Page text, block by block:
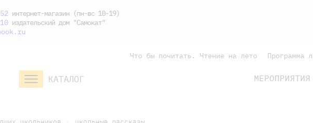
интернет-магазин (пн-вс 10-19)
издательский дом "Самокат"
Что бы почитать. Чтение на лето Программа
КАТАЛОГ МЕРОПРИЯТИЯ